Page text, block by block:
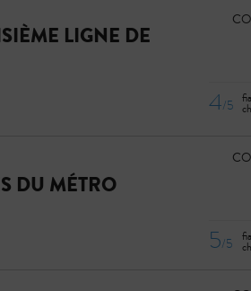
LIGNE DE
4/5
DU MÉTRO
5/5